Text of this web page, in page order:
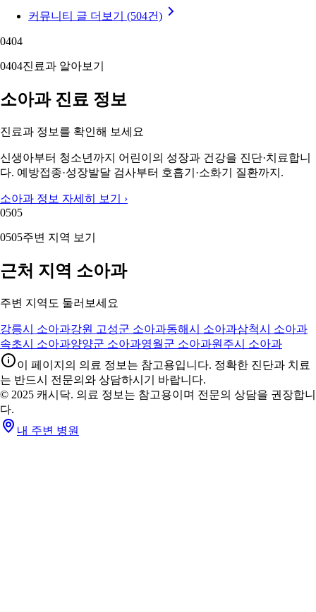
커뮤니티 글 더보기 (504건)
0404
0404진료과 알아보기
소아과 진료 정보
진료과 정보를 확인해 보세요
신생아부터 청소년까지 어린이의 성장과 건강을 진단·치료합니
다. 예방접종·성장발달 검사부터 호흡기·소화기 질환까지.
소아과 정보 자세히 보기 ›
0505
0505주변 지역 보기
근처 지역 소아과
주변 지역도 둘러보세요
강릉시 소아과강원 고성군 소아과동해시 소아과삼척시 소아과
속초시 소아과양양군 소아과영월군 소아과원주시 소아과
이 페이지의 의료 정보는 참고용입니다. 정확한 진단과 치료
는 반드시 전문의와 상담하시기 바랍니다.
© 2025 캐시닥. 의료 정보는 참고용이며 전문의 상담을 권장합니
다.
내 주변 병원